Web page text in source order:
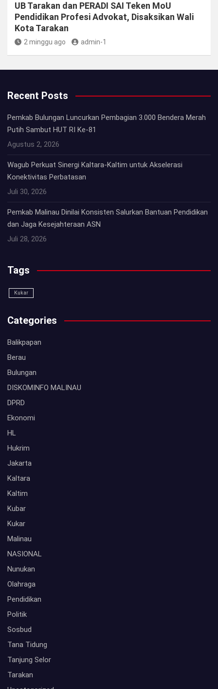
UB Tarakan dan PERADI SAI Teken MoU
Pendidikan Profesi Advokat, Disaksikan Wali
Kota Tarakan
2 minggu ago admin-1
Recent Posts
Pemkab Bulungan Luncurkan Pembagian 3.000 Bendera Merah
Putih Sambut HUT RI Ke-81
Agustus 2, 2026
Wagub Perkuat Sinergi Kaltara-Kaltim untuk Akselerasi
Konektivitas Perbatasan
Juli 30, 2026
Pemkab Malinau Dinilai Konsisten Salurkan Bantuan Pendidikan
dan Jaga Kesejahteraan ASN
Juli 28, 2026
Tags
Kukar
Categories
Balikpapan
Berau
Bulungan
DISKOMINFO MALINAU
DPRD
Ekonomi
HL
Hukrim
Jakarta
Kaltara
Kaltim
Kubar
Kukar
Malinau
NASIONAL
Nunukan
Olahraga
Pendidikan
Politik
Sosbud
Tana Tidung
Tanjung Selor
Tarakan